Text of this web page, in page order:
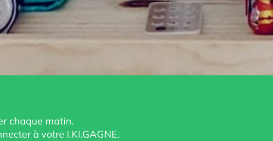
chaque matin.
à votre I.KI.GAGNE.